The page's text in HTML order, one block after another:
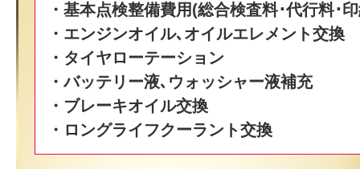
・基本点検整備費用(総合検査料･代行料･
・エンジンオイル､オイルエレメント交換
・タイヤローテーション
・バッテリー液､ウォッシャー液補充
・ブレーキオイル交換
・ロングライフクーラント交換